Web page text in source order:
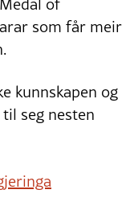
som får meir
kunnskapen og
seg nesten